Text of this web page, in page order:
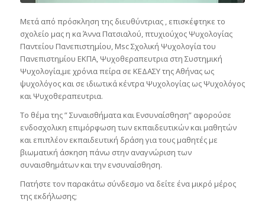
Μετά από πρόσκληση της διευθύντριας , επισκέφτηκε το
σχολείο μας η κα Άννα Πατσιαλού, πτυχιούχος Ψυχολογίας
Παντείου Πανεπιστημίου, Msc Σχολική Ψυχολογία του
Πανεπιστημίου ΕΚΠΑ, Ψυχοθεραπευτρια στη Συστημική
Ψυχολογία,με χρόνια πείρα σε ΚΕΔΑΣΥ της Αθήνας ως
ψυχολόγος και σε ιδιωτικά κέντρα Ψυχολογίας ως Ψυχολόγος
και Ψυχοθεραπευτρια.
Το θέμα της ” Συναισθήματα και Ενσυναίσθηση” αφορούσε
ενδοσχολικη επιμόρφωση των εκπαιδευτικών και μαθητών
και επιπλέον εκπαιδευτική δράση για τους μαθητές με
βιωματική άσκηση πάνω στην αναγνώριση των
συναισθημάτων και την ενσυναίσθηση.
Πατήστε τον παρακάτω σύνδεσμο να δείτε ένα μικρό μέρος
της εκδήλωσης;